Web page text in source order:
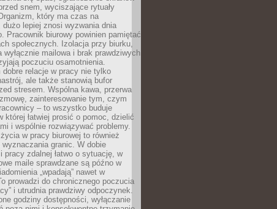
snem, wyciszające rytuały
który ma czas na
dużo lepiej znosi wyzwania dnia
Pracownik biurowy powinien pamiętać
społecznych. Izolacja przy biurku,
wyłącznie mailowa i brak prawdziwych
poczuciu osamotnienia.
dobre relacje w pracy nie tylko
ale także stanowią bufor
stresem. Wspólna kawa, przerwa
zainteresowanie tym, czym
– to wszystko buduje
której łatwiej prosić o pomoc, dzielić
i wspólnie rozwiązywać problemy.
w pracy biurowej to również
wyznaczania granic. W dobie
pracy zdalnej łatwo o sytuację, w
maile sprawdzane są późno w
„wpadają” nawet w
prowadzi do chronicznego poczucia
i utrudnia prawdziwy odpoczynek.
godziny dostępności, wyłączanie